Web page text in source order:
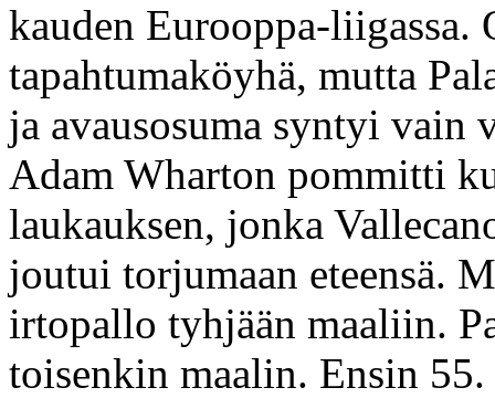
kauden Eurooppa-liigassa.
tapahtumaköyhä, mutta
ja avausosuma syntyi
Adam Wharton pommitti
laukauksen, jonka
joutui torjumaan eteensä.
irtopallo tyhjään maaliin.
toisenkin maalin. Ensin